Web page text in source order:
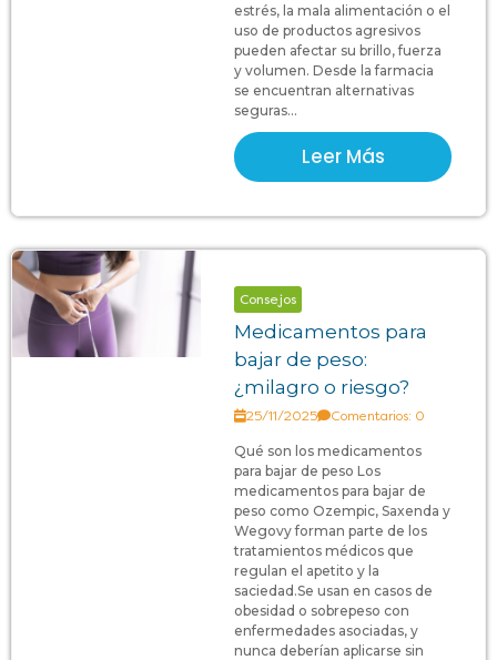
estrés, la mala alimentación o el
uso de productos agresivos
pueden afectar su brillo, fuerza
y volumen. Desde la farmacia
se encuentran alternativas
seguras...
Leer Más
Consejos
Medicamentos para
bajar de peso:
¿milagro o riesgo?
25/11/2025 Comentarios: 0
Qué son los medicamentos
para bajar de peso Los
medicamentos para bajar de
peso como Ozempic, Saxenda y
Wegovy forman parte de los
tratamientos médicos que
regulan el apetito y la
saciedad.Se usan en casos de
obesidad o sobrepeso con
enfermedades asociadas, y
nunca deberían aplicarse sin